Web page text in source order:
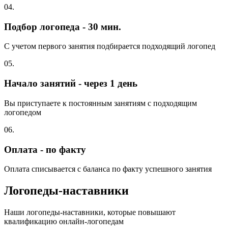
04.
Подбор логопеда - 30 мин.
С учетом первого занятия подбирается подходящий логопед
05.
Начало занятий - через 1 день
Вы приступаете к постоянным занятиям с подходящим
логопедом
06.
Оплата - по факту
Оплата списывается с баланса по факту успешного занятия
Логопеды-наставники
Наши логопеды-наставники, которые повышают
квалификацию онлайн-логопедам